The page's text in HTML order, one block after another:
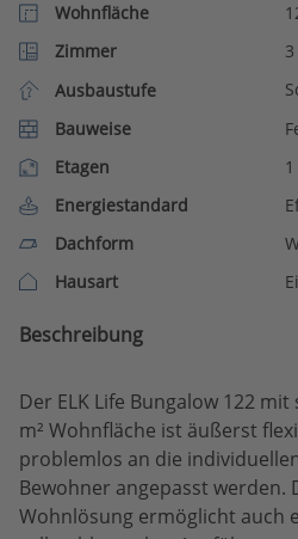
Wohnfläche
Zimmer
3
Ausbaustufe
Bauweise
Etagen
1
Energiestandard
Dachform
Hausart
Beschreibung
Der ELK Life Bungalow 122
m² Wohnfläche ist äußerst
problemlos an die
Bewohner angepasst werden.
Wohnlösung ermöglicht auch